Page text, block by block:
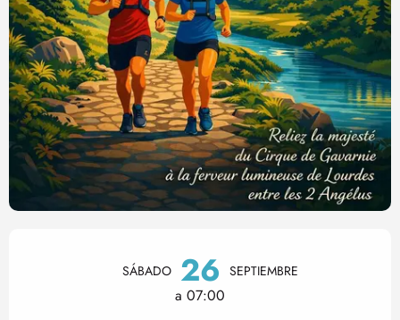
Horarios y datos de
SÁBADO 26 SEPTIEMBRE
a 07:00